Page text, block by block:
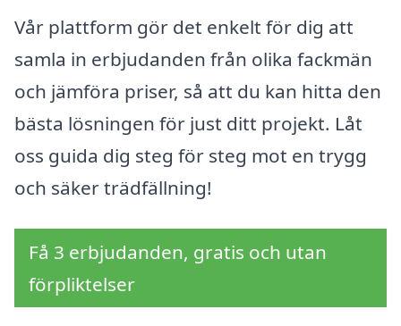
Vår plattform gör det enkelt för dig att
samla in erbjudanden från olika fackmän
och jämföra priser, så att du kan hitta den
bästa lösningen för just ditt projekt. Låt
oss guida dig steg för steg mot en trygg
och säker trädfällning!
Få 3 erbjudanden, gratis och utan
förpliktelser